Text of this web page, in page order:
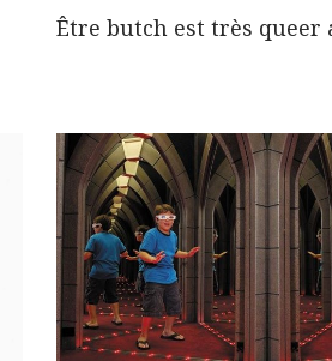
Être butch est très queer